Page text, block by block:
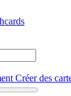
Créer des